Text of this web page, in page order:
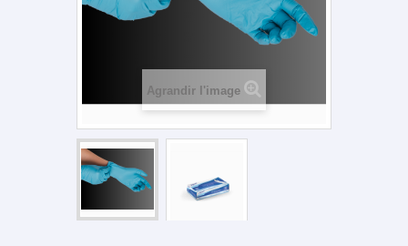
Agrandir l'image